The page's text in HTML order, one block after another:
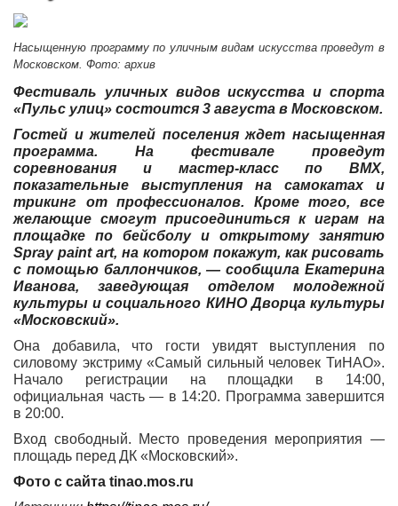
Насыщенную программу по уличным видам искусства проведут в
Московском. Фото: архив
Фестиваль уличных видов искусства и спорта
«Пульс улиц» состоится 3 августа в Московском.
Гостей и жителей поселения ждет насыщенная
программа. На фестивале проведут
соревнования и мастер-класс по BMX,
показательные выступления на самокатах и
трикинг от профессионалов. Кроме того, все
желающие смогут присоединиться к играм на
площадке по бейсболу и открытому занятию
Spray paint art, на котором покажут, как рисовать
с помощью баллончиков, — сообщила Екатерина
Иванова, заведующая отделом молодежной
культуры и социального КИНО Дворца культуры
«Московский».
Она добавила, что гости увидят выступления по
силовому экстриму «Самый сильный человек ТиНАО».
Начало регистрации на площадки в 14:00,
официальная часть — в 14:20. Программа завершится
в 20:00.
Вход свободный. Место проведения мероприятия —
площадь перед ДК «Московский».
Фото с сайта tinao.mos.ru